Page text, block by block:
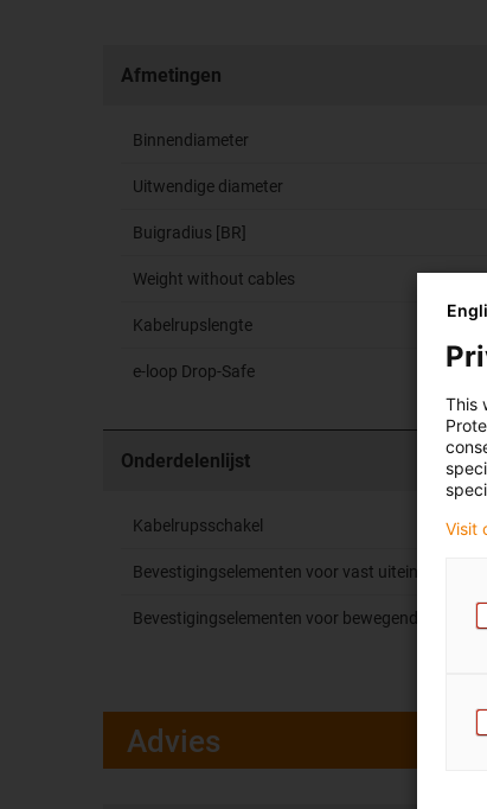
Afmetingen
Binnendiameter
Uitwendige diameter
Buigradius [BR]
Weight without cables
Kabelrupslengte
e-loop Drop-Safe
Onderdelenlijst
Kabelrupsschakel
Bevestigingselementen voor vast uiteinde
Bevestigingselementen voor bewegend uiteinde
Advies
This
Visit